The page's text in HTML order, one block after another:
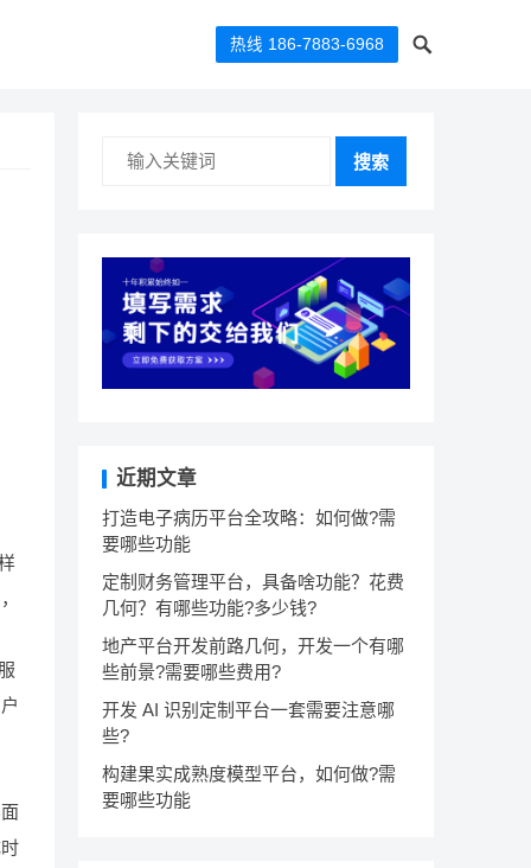
热线 186-7883-6968
搜索
近期文章
打造电子病历平台全攻略：如何做?需
要哪些功能
定制财务管理平台，具备啥功能？花费
几何？有哪些功能?多少钱?
地产平台开发前路几何，开发一个有哪
些前景?需要哪些费用?
开发 AI 识别定制平台一套需要注意哪
些?
构建果实成熟度模型平台，如何做?需
要哪些功能